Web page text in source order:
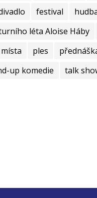
festival
léta Aloise Háby
ples
up komedie talk